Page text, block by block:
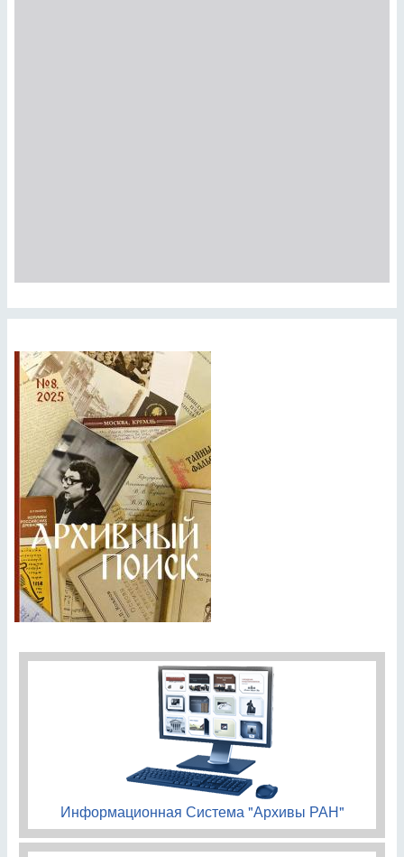
Информационная Система "Архивы РАН"